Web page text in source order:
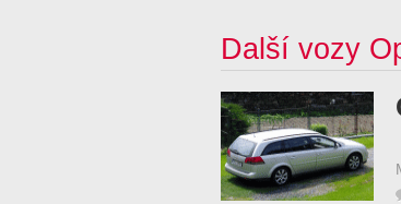
Další vozy